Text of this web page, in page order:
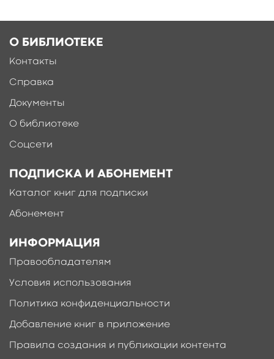
О БИБЛИОТЕКЕ
Контакты
Справка
Документы
О библиотеке
Соцсети
ПОДПИСКА И АБОНЕМЕНТ
Каталог книг для подписки
Абонемент
ИНФОРМАЦИЯ
Правообладателям
Условия использования
Политика конфиденциальности
Добавление книг в приложение
Правила создания и публикации контента